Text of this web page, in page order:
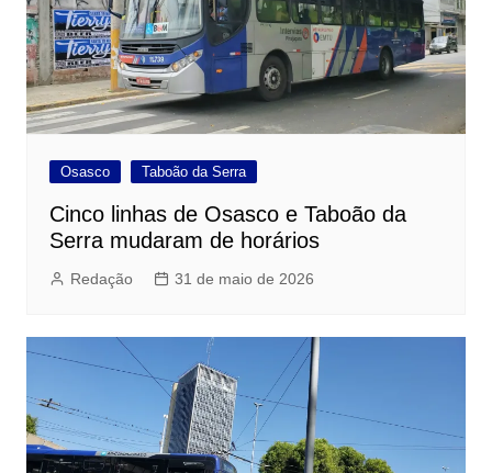
Osasco Taboão da Serra
Cinco linhas de Osasco e Taboão da
Serra mudaram de horários
Redação 31 de maio de 2026